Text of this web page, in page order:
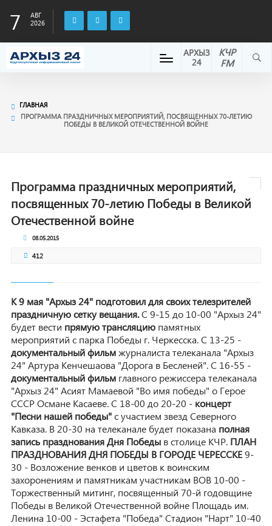
7
АВГ
2026
КЧР
FM
АРХЫЗ
24
ГЛАВНАЯ
ПРОГРАММА ПРАЗДНИЧНЫХ МЕРОПРИЯТИЙ, ПОСВЯЩЕННЫХ 70-ЛЕТИЮ
ПОБЕДЫ В ВЕЛИКОЙ ОТЕЧЕСТВЕННОЙ ВОЙНЕ
Программа праздничных мероприятий,
посвященных 70-летию Победы в Великой
Отечественной войне
08.05.2015
412
К 9 мая "Архыз 24" подготовил для своих телезрителей
праздничную сетку вещания.С 9-15 до 10-00 "Архыз 24"
будет вести прямую трансляциюпамятных
мероприятий с парка Победы г. Черкесска. С 13-25 -
документальный фильмжурналиста телеканала "Архыз
24" Артура Кенчешаова "Дорога в Бесленей". С 16-55 -
документальный фильмглавного режиссера телеканала
"Архыз 24" Асият Мамаевой "Во имя победы" о Герое
СССР Османе Касаеве. С 18-00 до 20-20 - концерт
"Песни нашей победы"с участием звезд Северного
Кавказа. В 20-30 на телеканале будет показана полная
запись празднования Дня Победыв столице КЧР. ПЛАН
ПРАЗДНОВАНИЯ ДНЯ ПОБЕДЫ В ГОРОДЕ ЧЕРЕССКЕ9-
30 - Возложение венков и цветов к воинским
захоронениям и памятникам участникам ВОВ 10-00 -
Торжественный митинг, посвященный 70-й годовщине
Победы в Великой Отечественной войне Площадь им.
Ленина 10-00 - Эстафета "Победа" Стадион "Нарт" 10-40